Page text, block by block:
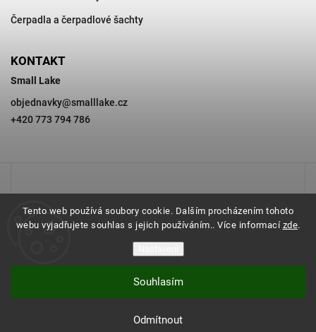
Tento web používá soubory cookie. Dalším procházením tohoto
webu vyjadřujete souhlas s jejich používáním.. Více informací zde.
Odmítnout
Souhlasím
Čerpadla a čerpadlové šachty
KONTAKT
Small Lake
objednavky@smalllake.cz
+420 773 794 786
SMALL LAKE
. Všechna práva vyhrazena.